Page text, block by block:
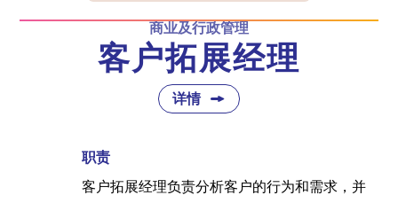
商业及行政管理
客户拓展经理
详情
职责
客户拓展经理负责分析客户的行为和需求，并